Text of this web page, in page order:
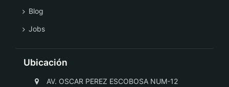
Blog
Jobs
Ubicación
AV. OSCAR PEREZ ESCOBOSA NUM-12